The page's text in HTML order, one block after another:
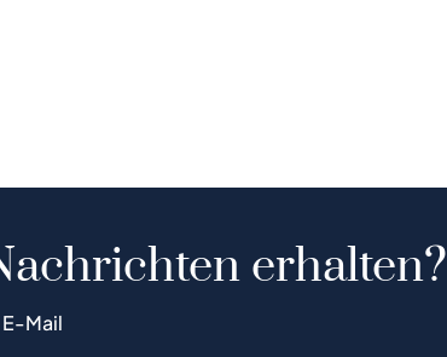
erhalten?
Mail